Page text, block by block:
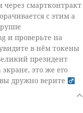
смартконтракт
с этим а
и проверьте на
в нём токены
президент
это же его
дружно верите